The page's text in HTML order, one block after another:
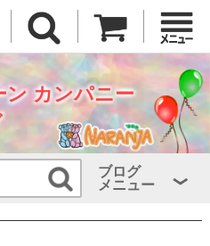
カンパニー
ブログ
メニュー